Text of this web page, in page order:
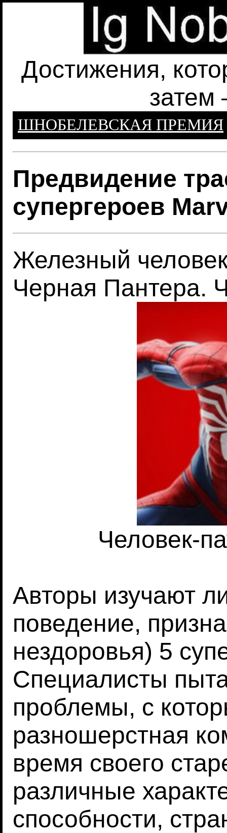
Достижения,
затем
ШНОБЕЛЕВСКАЯ ПРЕМИЯ
Предвидение
супергероев
Железный
Черная Пантера.
Человек-
Авторы изучают
поведение,
нездоровья) 5
Специалисты
проблемы, с
разношерстная
время своего
различные
способности,